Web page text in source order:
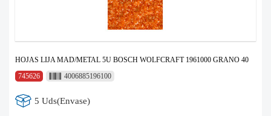
HOJAS LIJA MAD/METAL 5U BOSCH WOLFCRAFT 1961000 GRANO 40
745626
4006885196100
5 Uds(Envase)